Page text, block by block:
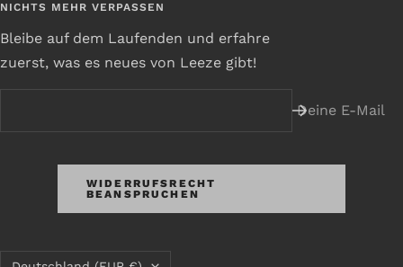
NICHTS MEHR VERPASSEN
Bleibe auf dem Laufenden und erfahre
zuerst, was es neues von Leeze gibt!
Deine E-Mail
WIDERRUFSRECHT
BEANSPRUCHEN
Land/Region